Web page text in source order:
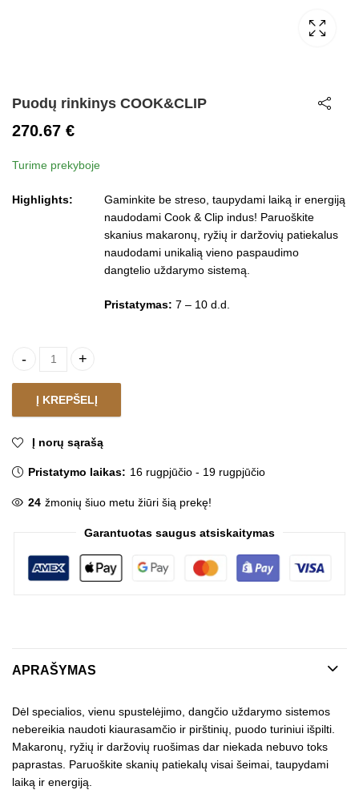
Puodų rinkinys COOK&CLIP
270.67 €
Turime prekyboje
Highlights:
Gaminkite be streso, taupydami laiką ir energiją
naudodami Cook & Clip indus! Paruoškite
skanius makaronų, ryžių ir daržovių patiekalus
naudodami unikalią vieno paspaudimo
dangtelio uždarymo sistemą.
Pristatymas: 7 – 10 d.d.
Puodų rinkinys COOK&CLIP quantity
Į KREPŠELĮ
Į norų sąrašą
Pristatymo laikas: 16 rugpjūčio - 19 rugpjūčio
24 žmonių šiuo metu žiūri šią prekę!
Garantuotas saugus atsiskaitymas
APRAŠYMAS
Dėl specialios, vienu spustelėjimo, dangčio uždarymo sistemos
nebereikia naudoti kiaurasamčio ir pirštinių, puodo turiniui išpilti.
Makaronų, ryžių ir daržovių ruošimas dar niekada nebuvo toks
paprastas. Paruoškite skanių patiekalų visai šeimai, taupydami
laiką ir energiją.